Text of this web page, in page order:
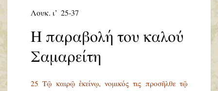
Λουκ. ι’  25-37
Η παραβολή του καλού
Σαμαρείτη
25 Τῷ καιρῷ ἐκείνῳ, νομικός τις προσῆλθε τῷ